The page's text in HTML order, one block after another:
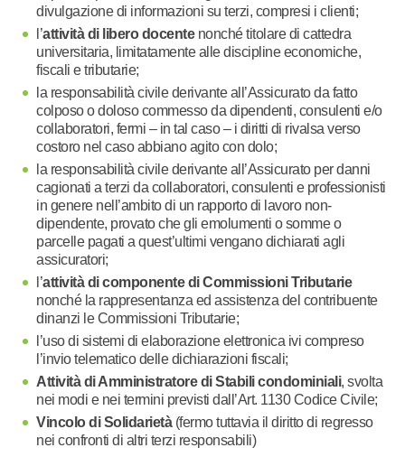
divulgazione di informazioni su terzi, compresi i clienti;
l’attività di libero docentenonché titolare di cattedra
universitaria, limitatamente alle discipline economiche,
fiscali e tributarie;
la responsabilità civile derivante all’Assicurato da fatto
colposo o doloso commesso da dipendenti, consulenti e/o
collaboratori, fermi – in tal caso – i diritti di rivalsa verso
costoro nel caso abbiano agito con dolo;
la responsabilità civile derivante all’Assicurato per danni
cagionati a terzi da collaboratori, consulenti e professionisti
in genere nell’ambito di un rapporto di lavoro non-
dipendente, provato che gli emolumenti o somme o
parcelle pagati a quest’ultimi vengano dichiarati agli
assicuratori;
l’attività di componente di Commissioni Tributarie
nonché la rappresentanza ed assistenza del contribuente
dinanzi le Commissioni Tributarie;
l’uso di sistemi di elaborazione elettronica ivi compreso
l’invio telematico delle dichiarazioni fiscali;
Attività di Amministratore di Stabili condominiali, svolta
nei modi e nei termini previsti dall’Art. 1130 Codice Civile;
Vincolo di Solidarietà(fermo tuttavia il diritto di regresso
nei confronti di altri terzi responsabili)